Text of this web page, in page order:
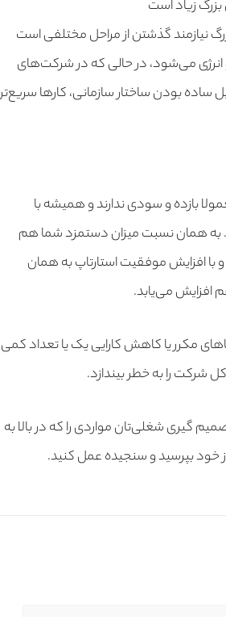
نیازمند گذشتن از مراحل مختلفی است
انرژی می‌شود، در حالی که در شرکت‌های
ساده بودن ساختار سازمانی، کارها سریع‌تر
بازده و سودی ندارند و همیشه با
به همان نسبت میزان دستمزد شما هم
با افزایش موفقیت استارتاپ به همان
می‌یابد.
مکرر یا کاهش کارایی یک یا تعداد کمی
کل شرکت را به خطر بیندازد.
گیری شغلی‌تان مواردی را که در بالا به
خود بپرسید و سنجیده عمل کنید.